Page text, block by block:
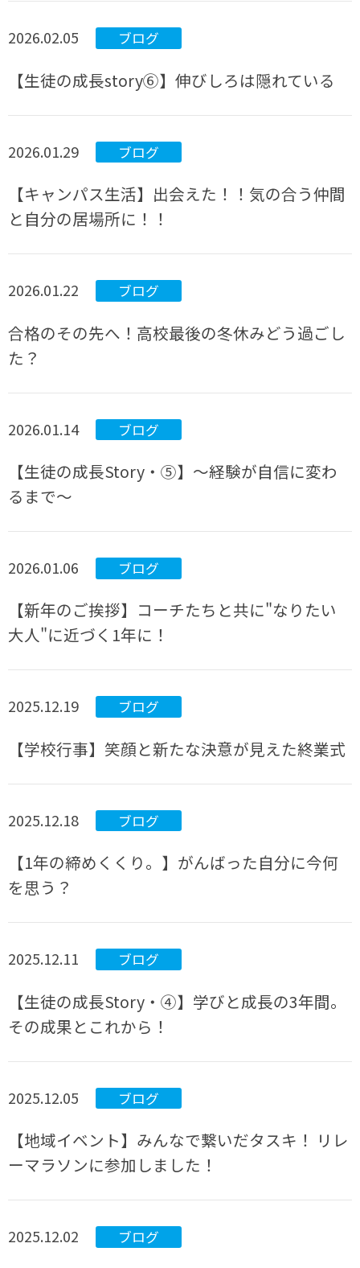
2026.02.05 ブログ
【生徒の成長story⑥】伸びしろは隠れている
2026.01.29 ブログ
【キャンパス生活】出会えた！！気の合う仲間
と自分の居場所に！！
2026.01.22 ブログ
合格のその先へ！高校最後の冬休みどう過ごし
た？
2026.01.14 ブログ
【生徒の成長Story・⑤】～経験が自信に変わ
るまで～
2026.01.06 ブログ
【新年のご挨拶】コーチたちと共に"なりたい
大人"に近づく1年に！
2025.12.19 ブログ
【学校行事】笑顔と新たな決意が見えた終業式
2025.12.18 ブログ
【1年の締めくくり。】がんばった自分に今何
を思う？
2025.12.11 ブログ
【生徒の成長Story・④】学びと成長の3年間。
その成果とこれから！
2025.12.05 ブログ
【地域イベント】みんなで繋いだタスキ！ リレ
ーマラソンに参加しました！
2025.12.02 ブログ